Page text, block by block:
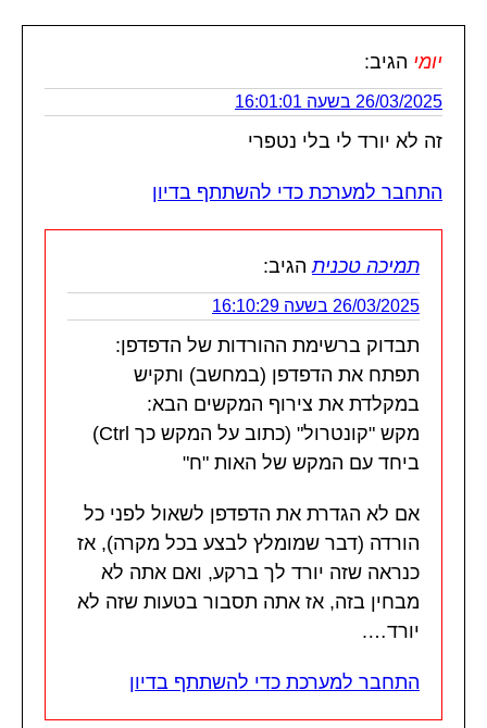
יומי הגיב:
26/03/2025 בשעה 16:01:01
זה לא יורד לי בלי נטפרי
התחבר למערכת כדי להשתתף בדיון
תמיכה טכנית הגיב:
26/03/2025 בשעה 16:10:29
תבדוק ברשימת ההורדות של הדפדפן:
תפתח את הדפדפן (במחשב) ותקיש
במקלדת את צירוף המקשים הבא:
מקש "קונטרול" (כתוב על המקש כך Ctrl)
ביחד עם המקש של האות "ח"
אם לא הגדרת את הדפדפן לשאול לפני כל
הורדה (דבר שמומלץ לבצע בכל מקרה), אז
כנראה שזה יורד לך ברקע, ואם אתה לא
מבחין בזה, אז אתה תסבור בטעות שזה לא
יורד….
התחבר למערכת כדי להשתתף בדיון